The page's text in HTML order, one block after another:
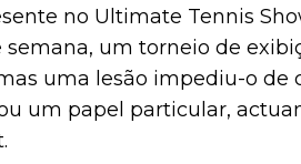
no Ultimate Tennis
um torneio de
uma lesão impediu-o de
um papel particular,